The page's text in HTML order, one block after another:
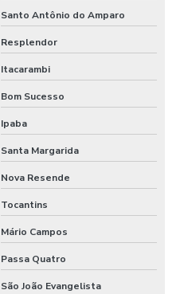
Santo Antônio do Amparo
Resplendor
Itacarambi
Bom Sucesso
Ipaba
Santa Margarida
Nova Resende
Tocantins
Mário Campos
Passa Quatro
São João Evangelista